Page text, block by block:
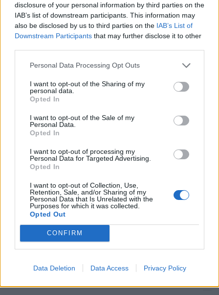
disclosure of your personal information by third parties on the
IAB’s list of downstream participants. This information may
also be disclosed by us to third parties on the IAB’s List of
Downstream Participants that may further disclose it to other
Personal Data Processing Opt Outs
I want to opt-out of the Sharing of my
personal data.
Opted In
I want to opt-out of the Sale of my
Personal Data.
Opted In
I want to opt-out of processing my
Personal Data for Targeted Advertising.
Opted In
I want to opt-out of Collection, Use,
Retention, Sale, and/or Sharing of my
Personal Data that Is Unrelated with the
Purposes for which it was collected.
Opted Out
CONFIRM
Data Deletion Data Access Privacy Policy
Il governo nomina sei
viceministri e 39 sottosegretari
LA SQUADRA
Monti al lavoro. Alfano avverte:
"Pdl leale ma non subalterno"
E ora si apre la partita di
viceministri e sottosegretari
Due nuovi ministri, tre
viceministri e circa una decina di
...